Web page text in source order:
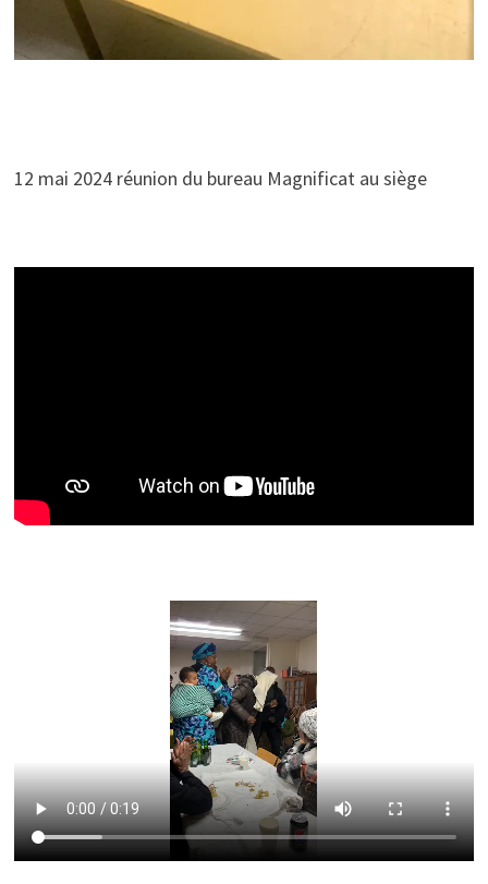
12 mai 2024 réunion du bureau Magnificat au siège